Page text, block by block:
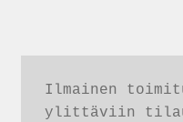
Ilmainen
ylittäviin